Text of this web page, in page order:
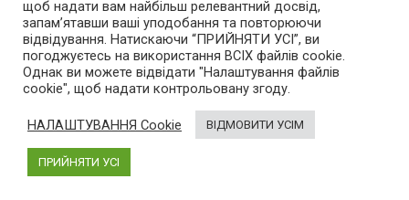
Підпишись на AutoGeek!
facebooktwitter instagramyoutube tumblr linkedin
щоб надати вам найбільш релевантний досвід,
запам’ятавши ваші уподобання та повторюючи
відвідування. Натискаючи “ПРИЙНЯТИ УСІ”, ви
погоджуєтесь на використання ВСІХ файлів cookie.
Однак ви можете відвідати "Налаштування файлів
cookie", щоб надати контрольовану згоду.
НАЛАШТУВАННЯ Cookie ВІДМОВИТИ УСІМ
ПРИЙНЯТИ УСІ